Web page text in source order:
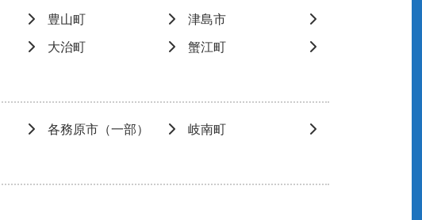
豊山町 津島市
大治町 蟹江町
各務原市（一部） 岐南町